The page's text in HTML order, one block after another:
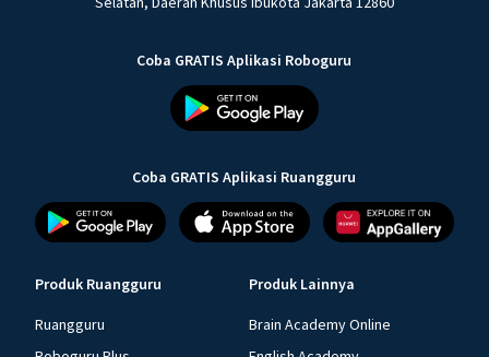
Coba GRATIS Aplikasi Roboguru
Coba GRATIS Aplikasi Ruangguru
Produk Ruangguru
Ruangguru
Produk Lainnya
Brain Academy Online